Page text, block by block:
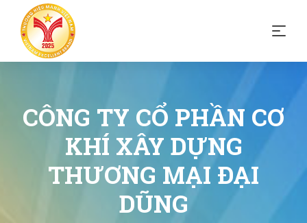
CÔNG TY CỔ PHẦN CƠ
KHÍ XÂY DỰNG
THƯƠNG MẠI ĐẠI
DŨNG